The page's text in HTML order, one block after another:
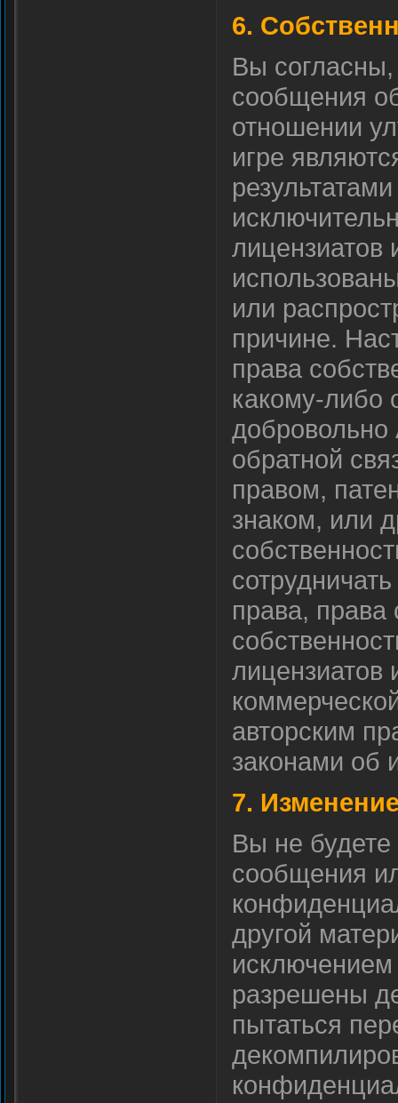
6.
Вы согласны,
сообщения
отношении
игре
лицензиатов
или
причине.
права
какому-либо
добровольно
обратной
правом,
знаком, или
права, права
лицензиатов
авторским
законами об
7.
Вы не
сообщения
другой
исключением
разрешены
пытаться